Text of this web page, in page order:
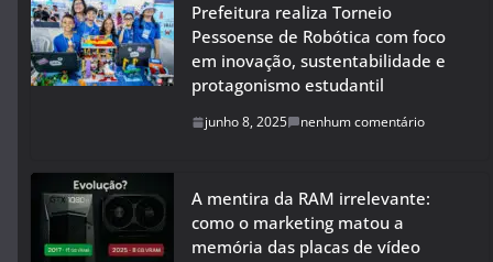
Prefeitura realiza Torneio
Pessoense de Robótica com foco
em inovação, sustentabilidade e
protagonismo estudantil
junho 8, 2025 nenhum comentário
A mentira da RAM irrelevante:
como o marketing matou a
memória das placas de vídeo